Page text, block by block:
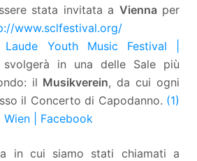
stata invitata a Viennaper
www.sclfestival.org/
Youth Music Festival |
in una delle Sale più
il Musikverein, da cui ogni
il Concerto di Capodanno. (1)
Wien | Facebook
in cui siamo stati chiamati a